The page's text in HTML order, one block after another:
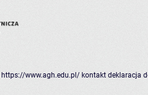
https://www.agh.edu.pl/ kontakt deklaracja